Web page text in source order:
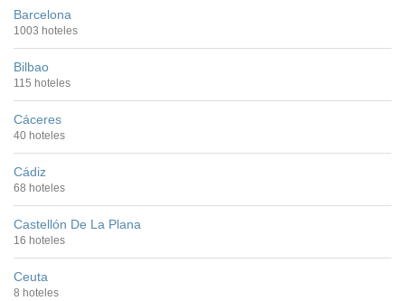
Barcelona
1003 hoteles
Bilbao
115 hoteles
Cáceres
40 hoteles
Cádiz
68 hoteles
Castellón De La Plana
16 hoteles
Ceuta
8 hoteles